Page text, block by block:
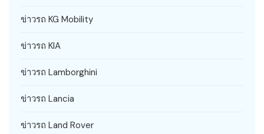
ข่าวรถ KG Mobility
ข่าวรถ KIA
ข่าวรถ Lamborghini
ข่าวรถ Lancia
ข่าวรถ Land Rover